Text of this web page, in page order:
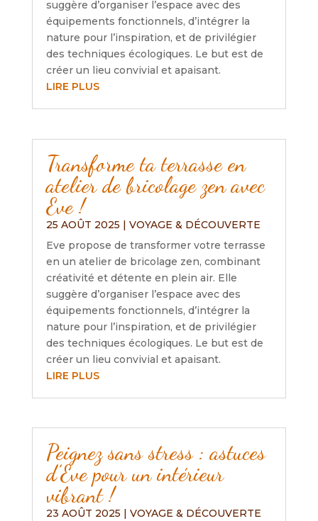
suggère d’organiser l’espace avec des
équipements fonctionnels, d’intégrer la
nature pour l’inspiration, et de privilégier
des techniques écologiques. Le but est de
créer un lieu convivial et apaisant.
LIRE PLUS
Transforme ta terrasse en
atelier de bricolage zen avec
Eve !
25 AOÛT 2025 | VOYAGE & DÉCOUVERTE
Eve propose de transformer votre terrasse
en un atelier de bricolage zen, combinant
créativité et détente en plein air. Elle
suggère d’organiser l’espace avec des
équipements fonctionnels, d’intégrer la
nature pour l’inspiration, et de privilégier
des techniques écologiques. Le but est de
créer un lieu convivial et apaisant.
LIRE PLUS
Peignez sans stress : astuces
d’Eve pour un intérieur
vibrant !
23 AOÛT 2025 | VOYAGE & DÉCOUVERTE